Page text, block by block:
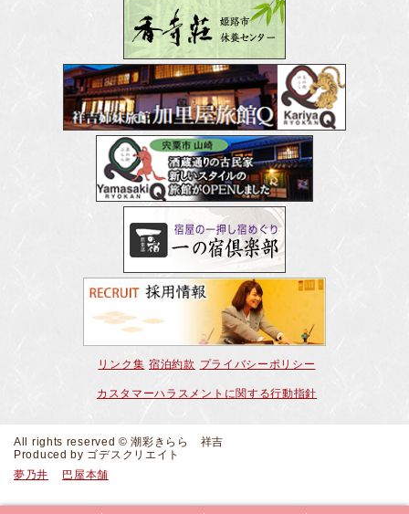
リンク集 宿泊約款 プライバシーポリシー
カスタマーハラスメントに関する行動指針
All rights reserved © 潮彩きらら 祥吉
Produced by ゴデスクリエイト
夢乃井
巴屋本舗